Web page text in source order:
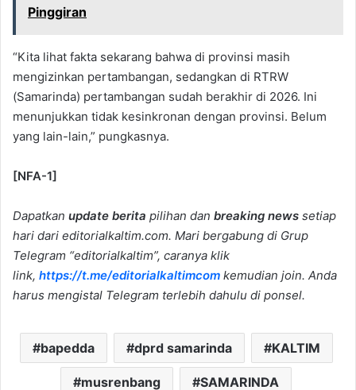
Pinggiran
“Kita lihat fakta sekarang bahwa di provinsi masih
mengizinkan pertambangan, sedangkan di RTRW
(Samarinda) pertambangan sudah berakhir di 2026. Ini
menunjukkan tidak kesinkronan dengan provinsi. Belum
yang lain-lain,” pungkasnya.
[NFA-1]
Dapatkan update berita pilihan dan breaking news setiap
hari dari editorialkaltim.com. Mari bergabung di Grup
Telegram “editorialkaltim”, caranya klik
link, https://t.me/editorialkaltimcom kemudian join. Anda
harus mengistal Telegram terlebih dahulu di ponsel.
bapedda dprd samarinda KALTIM
musrenbang SAMARINDA